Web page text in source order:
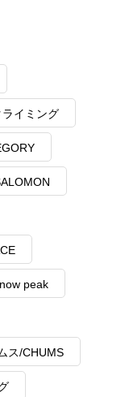
ライミング
peak
ス/CHUMS